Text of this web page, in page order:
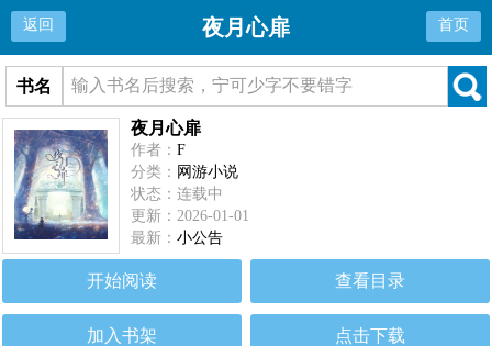
返回 夜月心扉 首页
书名
夜月心扉
作者：F
分类： 网游小说
状态：连载中
更新：2026-01-01
最新：小公告
开始阅读 查看目录
加入书架 点击下载